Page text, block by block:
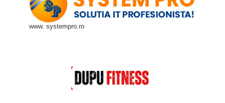
www. systempro.ro